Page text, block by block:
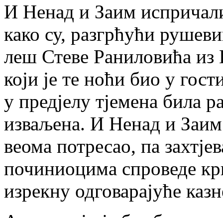
И Ненад и Заим
како су, разгрћући
леш Стеве Раниловића
који је те ноћи био у
у предјелу тјемена била
изваљена. И Ненад и Заим
веома потресао, па
починиоцима спроведе
изрекну одговарајуће